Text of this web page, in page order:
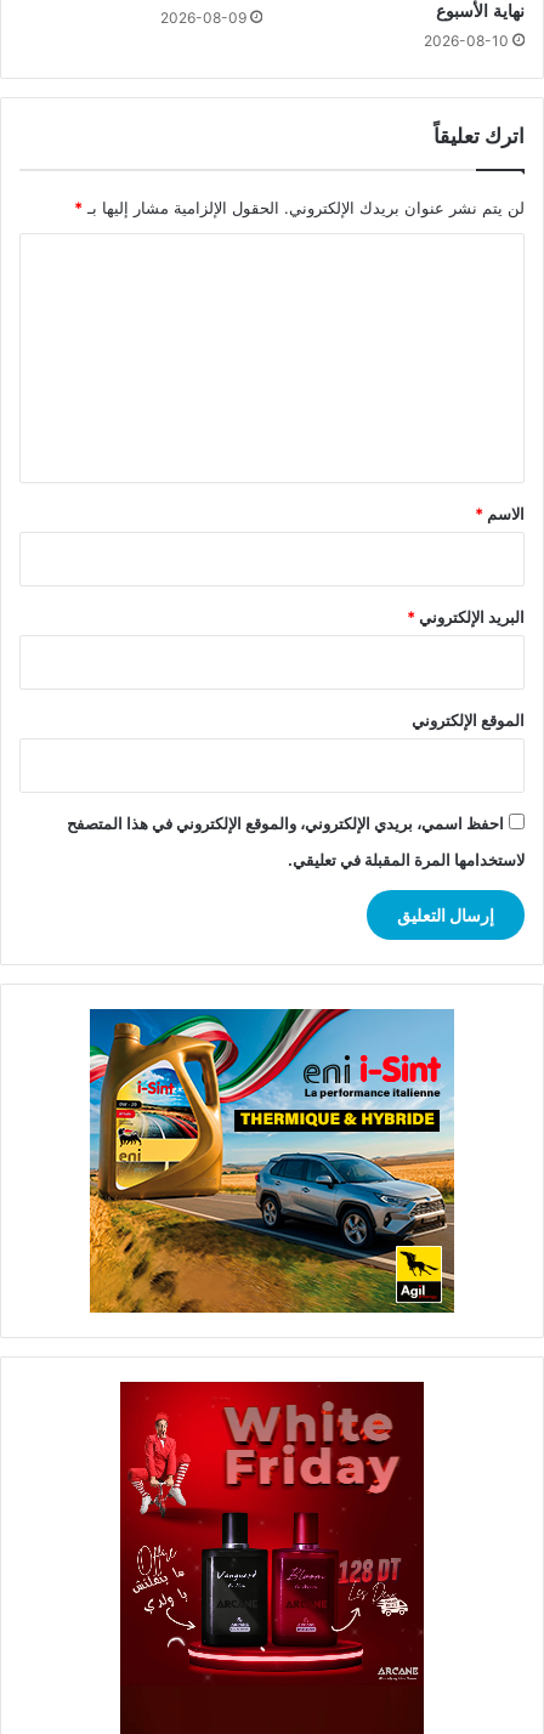
نهاية الأسبوع
2026-08-10
2026-08-09
اترك تعليقاً
لن يتم نشر عنوان بريدك الإلكتروني. الحقول الإلزامية مشار إليها بـ*
*
الاسم *
البريد الإلكتروني*
الموقع الإلكتروني
احفظ اسمي، بريدي الإلكتروني، والموقع الإلكتروني في هذا المتصفح
لاستخدامها المرة المقبلة في تعليقي.